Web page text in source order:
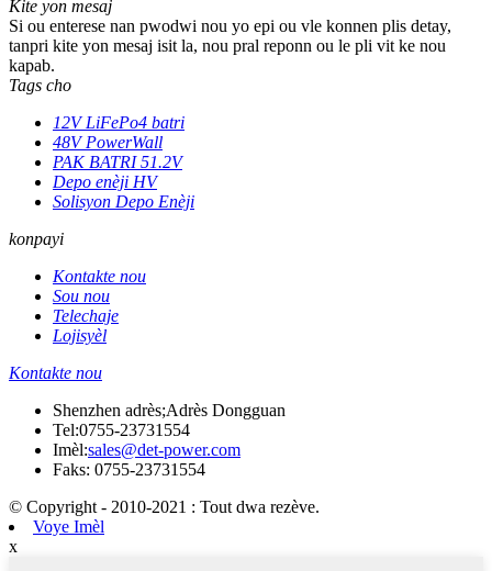
Kite yon mesaj
Si ou enterese nan pwodwi nou yo epi ou vle konnen plis detay,
tanpri kite yon mesaj isit la, nou pral reponn ou le pli vit ke nou
kapab.
Tags cho
12V LiFePo4 batri
48V PowerWall
PAK BATRI 51.2V
Depo enèji HV
Solisyon Depo Enèji
konpayi
Kontakte nou
Sou nou
Telechaje
Lojisyèl
Kontakte nou
Shenzhen adrès;Adrès Dongguan
Tel:0755-23731554
Imèl:sales@det-power.com
Faks: 0755-23731554
© Copyright - 2010-2021 : Tout dwa rezève.
Voye Imèl
x